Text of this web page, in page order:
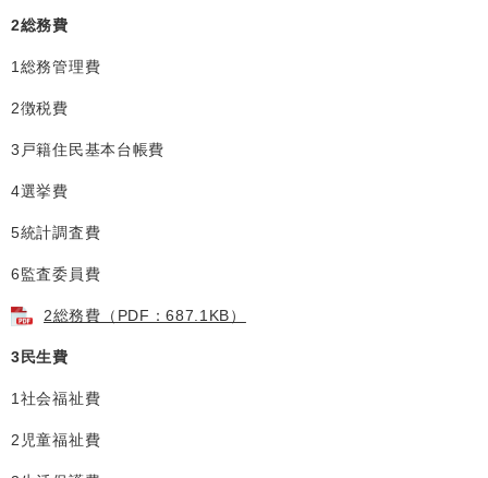
2総務費
1総務管理費
2徴税費
3戸籍住民基本台帳費
4選挙費
5統計調査費
6監査委員費
2総務費（PDF：687.1KB）
3民生費
1社会福祉費
2児童福祉費